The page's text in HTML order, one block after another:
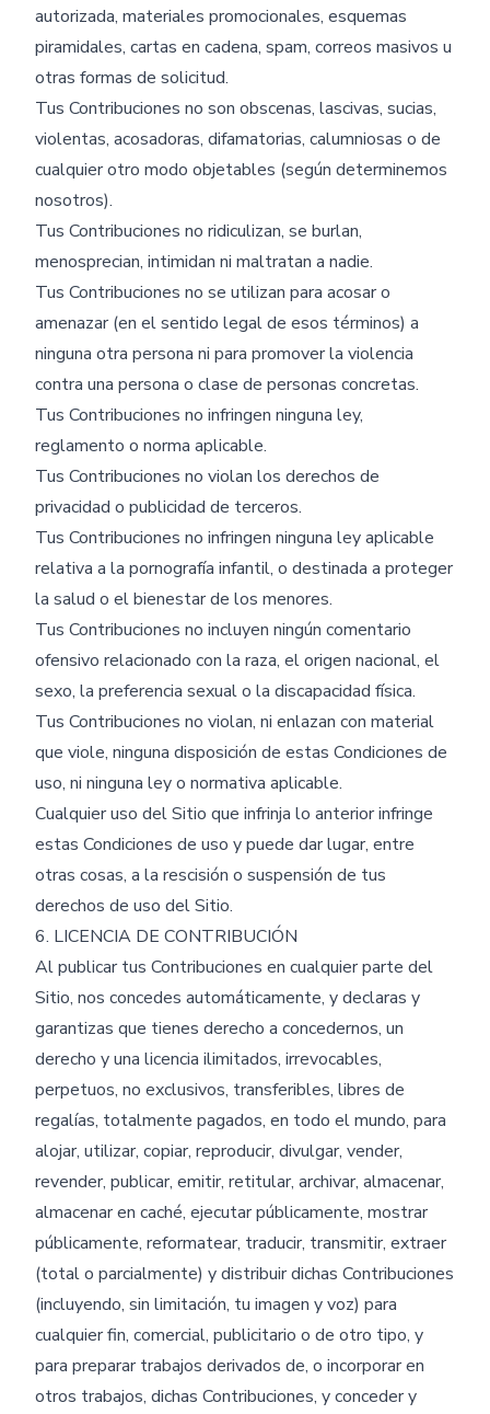
autorizada, materiales promocionales, esquemas
piramidales, cartas en cadena, spam, correos masivos u
otras formas de solicitud.
Tus Contribuciones no son obscenas, lascivas, sucias,
violentas, acosadoras, difamatorias, calumniosas o de
cualquier otro modo objetables (según determinemos
nosotros).
Tus Contribuciones no ridiculizan, se burlan,
menosprecian, intimidan ni maltratan a nadie.
Tus Contribuciones no se utilizan para acosar o
amenazar (en el sentido legal de esos términos) a
ninguna otra persona ni para promover la violencia
contra una persona o clase de personas concretas.
Tus Contribuciones no infringen ninguna ley,
reglamento o norma aplicable.
Tus Contribuciones no violan los derechos de
privacidad o publicidad de terceros.
Tus Contribuciones no infringen ninguna ley aplicable
relativa a la pornografía infantil, o destinada a proteger
la salud o el bienestar de los menores.
Tus Contribuciones no incluyen ningún comentario
ofensivo relacionado con la raza, el origen nacional, el
sexo, la preferencia sexual o la discapacidad física.
Tus Contribuciones no violan, ni enlazan con material
que viole, ninguna disposición de estas Condiciones de
uso, ni ninguna ley o normativa aplicable.
Cualquier uso del Sitio que infrinja lo anterior infringe
estas Condiciones de uso y puede dar lugar, entre
otras cosas, a la rescisión o suspensión de tus
derechos de uso del Sitio.
6. LICENCIA DE CONTRIBUCIÓN
Al publicar tus Contribuciones en cualquier parte del
Sitio, nos concedes automáticamente, y declaras y
garantizas que tienes derecho a concedernos, un
derecho y una licencia ilimitados, irrevocables,
perpetuos, no exclusivos, transferibles, libres de
regalías, totalmente pagados, en todo el mundo, para
alojar, utilizar, copiar, reproducir, divulgar, vender,
revender, publicar, emitir, retitular, archivar, almacenar,
almacenar en caché, ejecutar públicamente, mostrar
públicamente, reformatear, traducir, transmitir, extraer
(total o parcialmente) y distribuir dichas Contribuciones
(incluyendo, sin limitación, tu imagen y voz) para
cualquier fin, comercial, publicitario o de otro tipo, y
para preparar trabajos derivados de, o incorporar en
otros trabajos, dichas Contribuciones, y conceder y